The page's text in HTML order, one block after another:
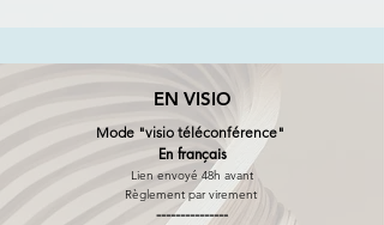
EN VISIO
Mode "visio téléconférence"
En français
Lien envoyé 48h avant
Règlement par virement
---------------